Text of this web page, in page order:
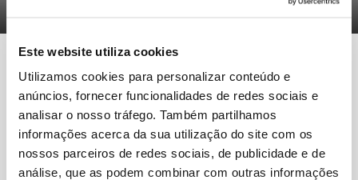
Este website utiliza cookies
Utilizamos cookies para personalizar conteúdo e
anúncios, fornecer funcionalidades de redes sociais e
analisar o nosso tráfego. Também partilhamos
informações acerca da sua utilização do site com os
nossos parceiros de redes sociais, de publicidade e de
análise, que as podem combinar com outras informações
RELATED POSTS: